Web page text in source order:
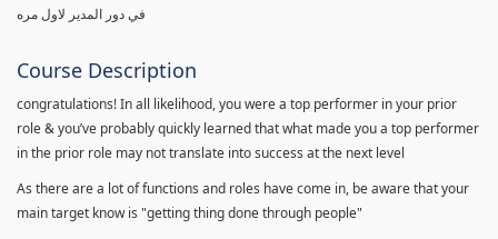
في دور المدير لاول مره
Course Description
congratulations! In all likelihood, you were a top performer in your prior
role & you’ve probably quickly learned that what made you a top performer
in the prior role may not translate into success at the next level
As there are a lot of functions and roles have come in, be aware that your
main target know is "getting thing done through people"